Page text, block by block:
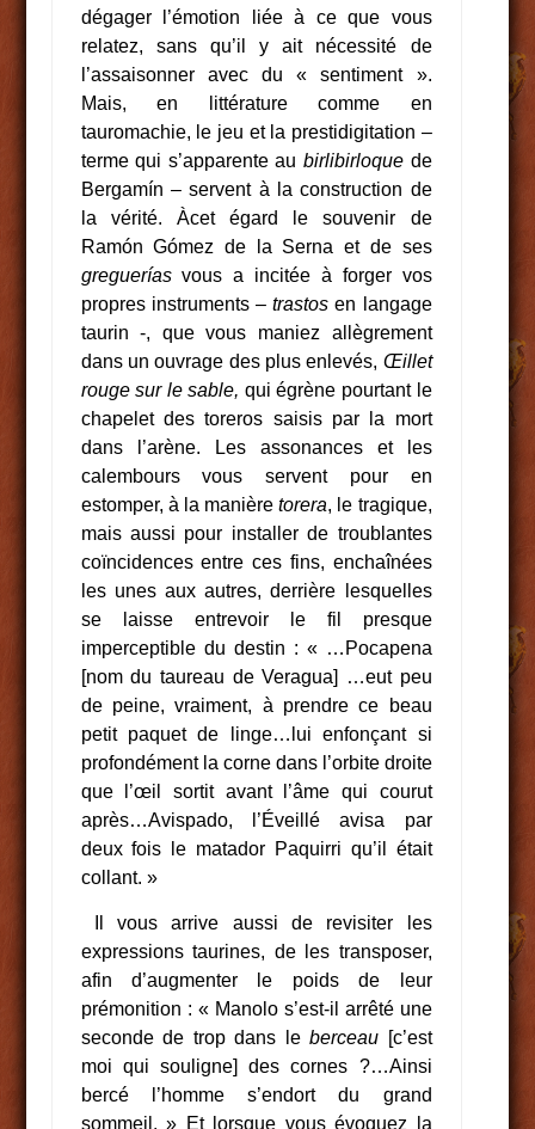
dégager l’émotion liée à ce que vous
relatez, sans qu’il y ait nécessité de
l’assaisonner avec du « sentiment ».
Mais, en littérature comme en
tauromachie, le jeu et la prestidigitation –
terme qui s’apparente au birlibirloque de
Bergamín – servent à la construction de
la vérité. Àcet égard le souvenir de
Ramón Gómez de la Serna et de ses
gregueríasvous a incitée à forger vos
propres instruments –trastosen langage
taurin -, que vous maniez allègrement
dans un ouvrage des plus enlevés, Œillet
rouge sur le sable, qui égrène pourtant le
chapelet des toreros saisis par la mort
dans l’arène. Les assonances et les
calembours vous servent pour en
estomper, à la manièretorera, le tragique,
mais aussi pour installer de troublantes
coïncidences entre ces fins, enchaînées
les unes aux autres, derrière lesquelles
se laisse entrevoir le fil presque
imperceptible du destin : « …Pocapena
[nom du taureau de Veragua] …eut peu
de peine, vraiment, à prendre ce beau
petit paquet de linge…lui enfonçant si
profondément la corne dans l’orbite droite
que l’œil sortit avant l’âme qui courut
après…Avispado, l’Éveillé avisa par
deux fois le matador Paquirri qu’il était
collant. »
Il vous arrive aussi de revisiter les
expressions taurines, de les transposer,
afin d’augmenter le poids de leur
prémonition : « Manolo s’est-il arrêté une
seconde de trop dans leberceau [c’est
moi qui souligne] des cornes ?…Ainsi
bercé l’homme s’endort du grand
sommeil. » Et lorsque vous évoquez la